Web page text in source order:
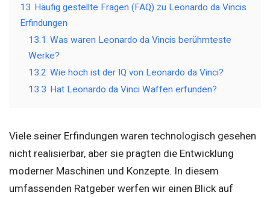
13 Häufig gestellte Fragen (FAQ) zu Leonardo da Vincis
Erfindungen
13.1 Was waren Leonardo da Vincis berühmteste
Werke?
13.2 Wie hoch ist der IQ von Leonardo da Vinci?
13.3 Hat Leonardo da Vinci Waffen erfunden?
Viele seiner Erfindungen waren technologisch gesehen
nicht realisierbar, aber sie prägten die Entwicklung
moderner Maschinen und Konzepte. In diesem
umfassenden Ratgeber werfen wir einen Blick auf